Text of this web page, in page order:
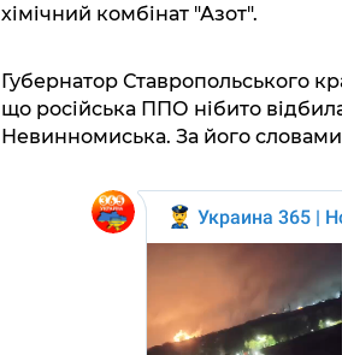
хімічний комбінат "Азот".
Губернатор Ставропольського
що російська ППО нібито
Невинномиська. За його